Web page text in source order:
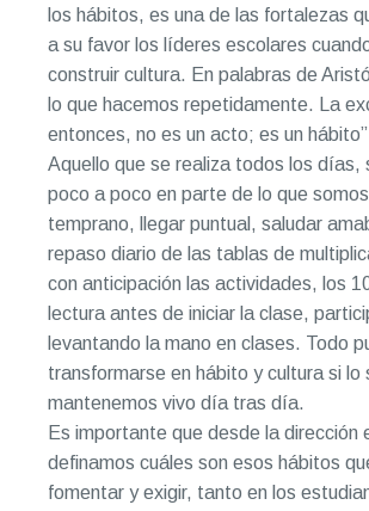
los hábitos, es una de las fortalezas
a su favor los líderes escolares
construir cultura. En palabras de
lo que hacemos repetidamente. La
entonces, no es un acto; es un hábito”
Aquello que se realiza todos los días,
poco a poco en parte de lo que
temprano, llegar puntual, saludar
repaso diario de las tablas de
con anticipación las actividades, los
lectura antes de iniciar la clase,
levantando la mano en clases. Todo
transformarse en hábito y cultura si lo
mantenemos vivo día tras día.
Es importante que desde la dirección
definamos cuáles son esos hábitos
fomentar y exigir, tanto en los